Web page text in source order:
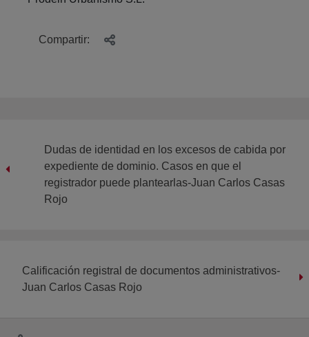
Compartir:
Dudas de identidad en los excesos de cabida por
expediente de dominio. Casos en que el
registrador puede plantearlas-Juan Carlos Casas
Rojo
Calificación registral de documentos administrativos-
Juan Carlos Casas Rojo